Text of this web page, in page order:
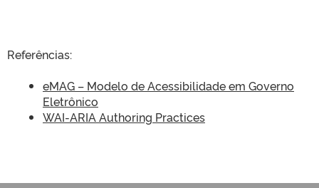
Referências:
eMAG – Modelo de Acessibilidade em Governo
Eletrônico
WAI-ARIA Authoring Practices